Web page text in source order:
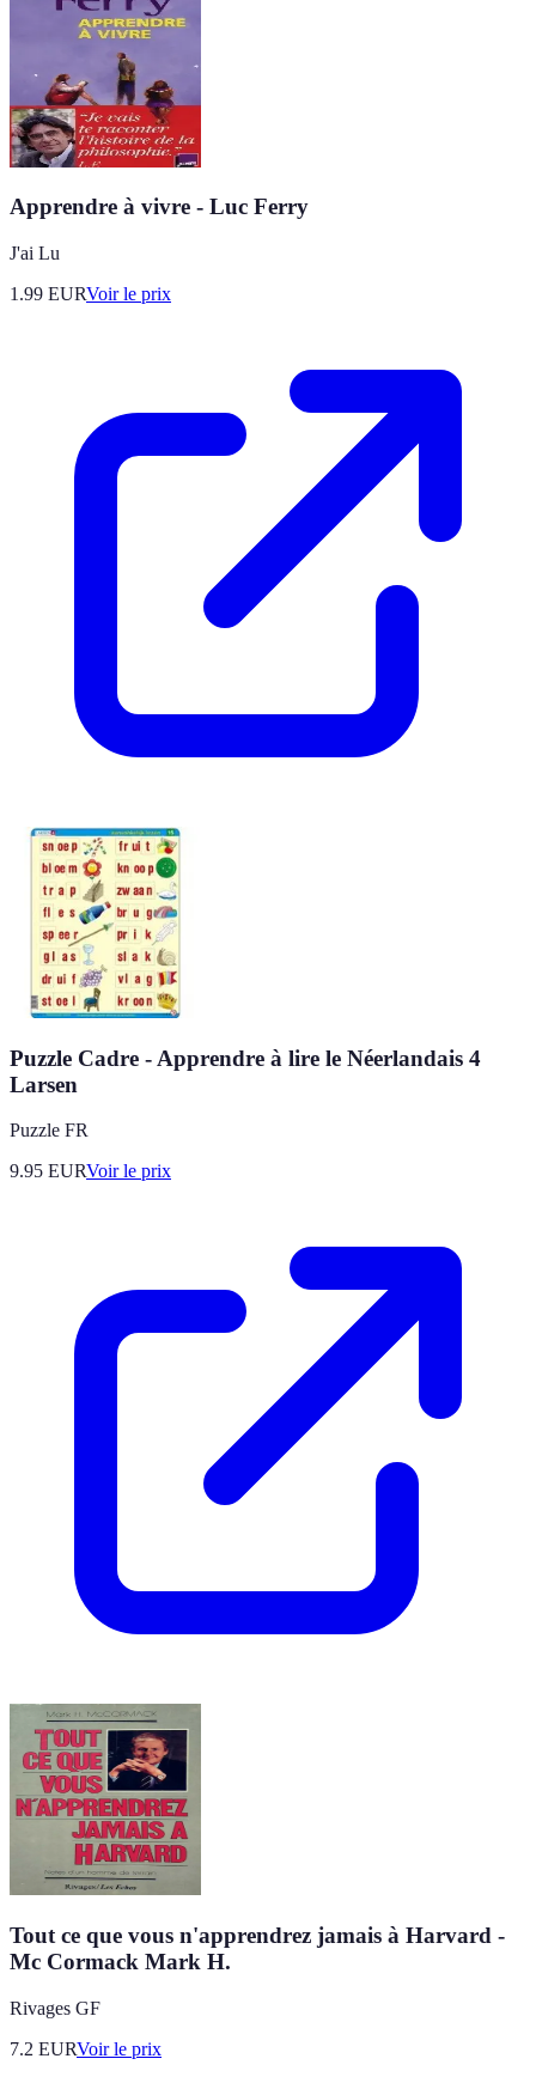
Apprendre à vivre - Luc Ferry
J'ai Lu
1.99 EURVoir le prix
Puzzle Cadre - Apprendre à lire le Néerlandais 4
Larsen
Puzzle FR
9.95 EURVoir le prix
Tout ce que vous n'apprendrez jamais à Harvard -
Mc Cormack Mark H.
Rivages GF
7.2 EURVoir le prix